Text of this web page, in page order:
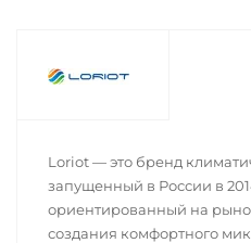
Loriot — это бренд
запущенный в России в
ориентированный на
создания комфортного